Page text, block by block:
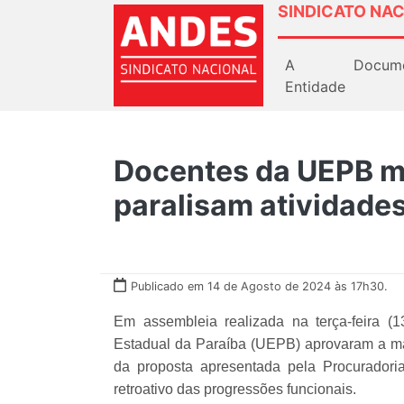
SINDICATO
A
Entidade
Docentes da UEPB
paralisam
Publicado em 14 de Agosto de 2024 às 17h30.
Em assembleia realizada na terça-feira
Estadual da Paraíba (UEPB) aprovaram a
da proposta apresentada pela
retroativo das progressões funcionais.